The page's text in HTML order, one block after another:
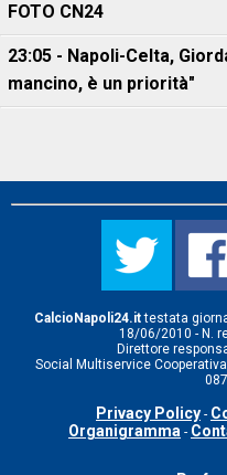
FOTO CN24
23:05 - Napoli-Celta,
mancino, è un priorità"
CalcioNapoli24.ittestata
18/06/2010 - N.
Direttore
Social Multiservice
Privacy Policy -
Organigramma -